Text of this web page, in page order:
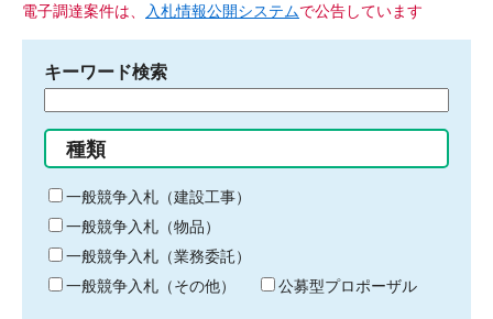
電子調達案件は、 入札情報公開システムで公告しています
キーワード検索
る
キ
ー
ワ
ー
ド
種類
一般競争入札（建設工事）
一般競争入札（物品）
一般競争入札（業務委託）
一般競争入札（その他）
公募型プロポーザル